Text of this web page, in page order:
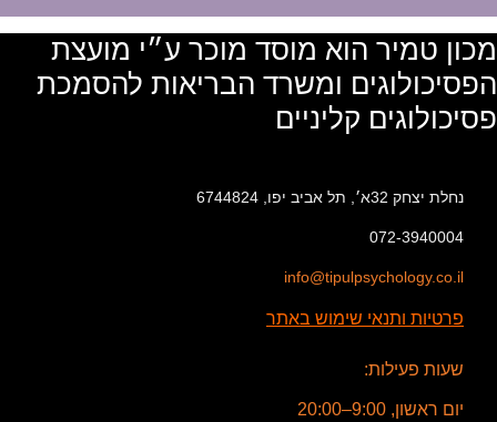
מכון טמיר הוא מוסד מוכר ע״י מועצת
הפסיכולוגים ומשרד הבריאות להסמכת
פסיכולוגים קליניים
נחלת יצחק 32א׳, תל אביב יפו, 6744824
072-3940004
info@tipulpsychology.co.il
פרטיות ותנאי שימוש באתר
שעות פעילות:
יום ראשון, 9:00–20:00